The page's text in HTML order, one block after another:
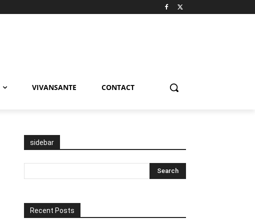
VIVANSANTE CONTACT
sidebar
Recent Posts